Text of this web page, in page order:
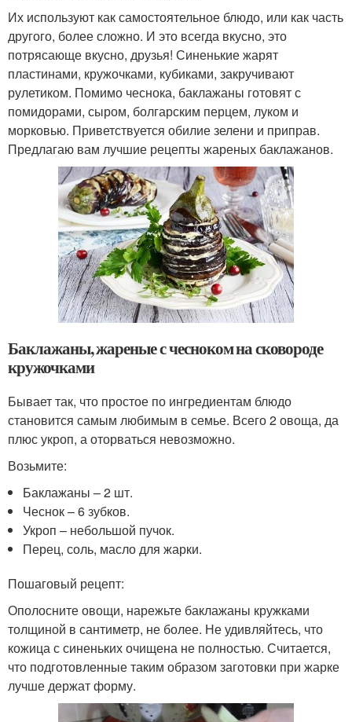
Их используют как самостоятельное блюдо, или как часть
другого, более сложно. И это всегда вкусно, это
потрясающе вкусно, друзья! Синенькие жарят
пластинами, кружочками, кубиками, закручивают
рулетиком. Помимо чеснока, баклажаны готовят с
помидорами, сыром, болгарским перцем, луком и
морковью. Приветствуется обилие зелени и приправ.
Предлагаю вам лучшие рецепты жареных баклажанов.
Баклажаны, жареные с чесноком на сковороде
кружочками
Бывает так, что простое по ингредиентам блюдо
становится самым любимым в семье. Всего 2 овоща, да
плюс укроп, а оторваться невозможно.
Возьмите:
Баклажаны – 2 шт.
Чеснок – 6 зубков.
Укроп – небольшой пучок.
Перец, соль, масло для жарки.
Пошаговый рецепт:
Ополосните овощи, нарежьте баклажаны кружками
толщиной в сантиметр, не более. Не удивляйтесь, что
кожица с синеньких очищена не полностью. Считается,
что подготовленные таким образом заготовки при жарке
лучше держат форму.